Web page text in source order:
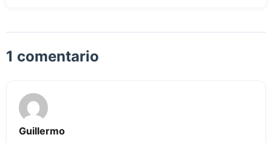
1 comentario
Guillermo